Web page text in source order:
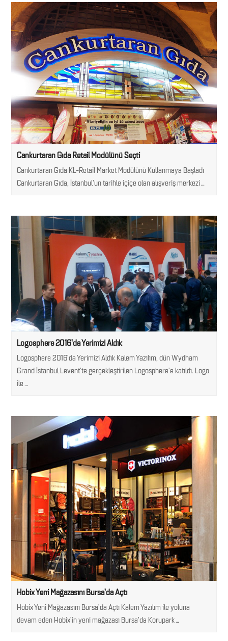
Cankurtaran Gıda Retail Modülünü Seçti
Cankurtaran Gıda KL-Retail Market Modülünü Kullanmaya Başladı
Cankurtaran Gıda, İstanbul'un tarihle içiçe olan alışveriş merkezi…
Logosphere 2016’da Yerimizi Aldık
Logosphere 2016’da Yerimizi Aldık Kalem Yazılım, dün Wydham
Grand İstanbul Levent'te gerçekleştirilen Logosphere'e katıldı. Logo
ile…
Hobix Yeni Mağazasını Bursa’da Açtı
Hobix Yeni Mağazasını Bursa’da Açtı Kalem Yazılım ile yoluna
devam eden Hobix’in yeni mağazası Bursa’da Korupark…